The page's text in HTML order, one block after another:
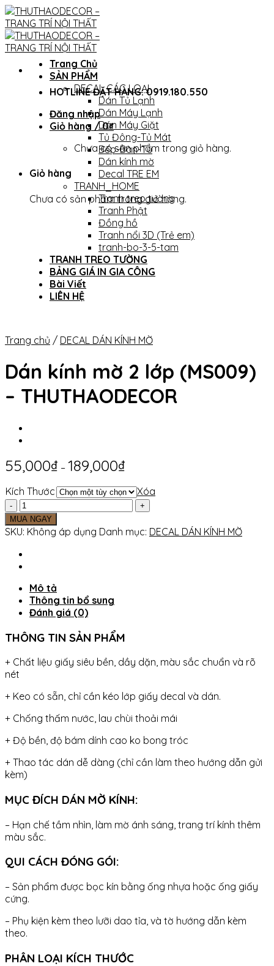
Skip
to
content
HOTLINE ĐẶT HÀNG: 0919.180.550
Đăng nhập
Giỏ hàng /0₫
Chưa có sản phẩm trong giỏ hàng.
Giỏ hàng
Chưa có sản phẩm trong giỏ hàng.
Trang Chủ
SẢN PHẨM
DECAL CÁC LOẠI
Dán Tủ Lạnh
Dán Máy Lạnh
Dán Máy Giặt
Tủ Đông-Tủ Mát
Bếp-Bàn-Tủ
Dán kính mờ
Decal TRE EM
TRANH_HOME
Tranh treo tường
Tranh Phật
Đồng hồ
Tranh nổi 3D (Trẻ em)
tranh-bo-3-5-tam
TRANH TREO TƯỜNG
BẢNG GIÁ IN GIA CÔNG
Bài Viết
LIÊN HỆ
Trang chủ / DECAL DÁN KÍNH MỜ
Dán kính mờ 2 lớp (MS009)
– THUTHAODECOR
55,000₫ – 189,000₫
Kích Thước
Xóa
Dán
kính
mờ
lớp
(MS009)
THUTHAODECOR
số
lượng
MUA NGAY
SKU: Không áp dụng Danh mục: DECAL DÁN KÍNH MỜ
Mô tả
Thông tin bổ sung
Đánh giá (0)
THÔNG TIN SẢN PHẨM
+ Chất liệu giấy siêu bền, dầy dặn, màu sắc chuẩn và rõ
nét
+ Keo có sẵn, chỉ cần kéo lớp giấy decal và dán.
+ Chống thấm nước, lau chùi thoải mái
+ Độ bền, độ bám dính cao ko bong tróc
+ Thao tác dán dễ dàng (chỉ cần làm theo hướng dẫn gửi
kèm)
MỤC ĐÍCH DÁN MỜ KÍNH:
– Hạn chế tầm nhìn, làm mờ ánh sáng, trang trí kính thêm
màu sắc.
QUI CÁCH ĐÓNG GÓI:
– Sản phẩm được bọc kín bằng ống nhựa hoặc ống giấy
cứng.
– Phụ kiện kèm theo lưỡi dao tỉa, và tờ hướng dẫn kèm
theo.
PHÂN LOẠI KÍCH THƯỚC